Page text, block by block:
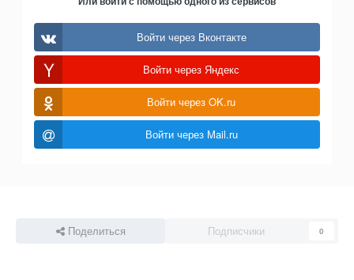
Войти через Вконтакте
Войти через Яндекс
Войти через OK.ru
Войти через Mail.ru
Поделиться Подписчики 0